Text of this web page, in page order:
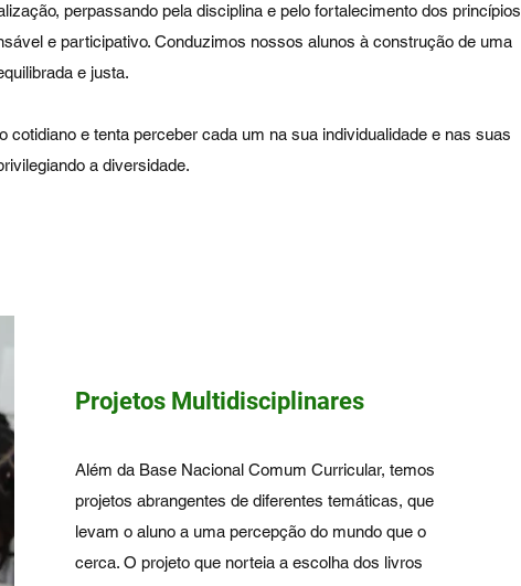
perpassando pela disciplina e pelo fortalecimento dos princípios
e participativo. Conduzimos nossos alunos à construção de uma
e justa.
e tenta perceber cada um na sua individualidade e nas suas
a diversidade.
Projetos Multidisciplinares
Além da Base Nacional Comum Curricular, temos
projetos abrangentes de diferentes temáticas, que
levam o aluno a uma percepção do mundo que o
cerca. O projeto que norteia a escolha dos livros